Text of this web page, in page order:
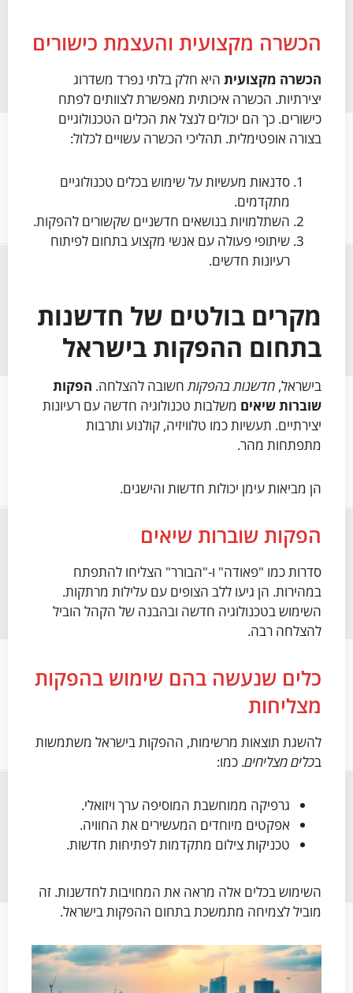
הכשרה מקצועית והעצמת כישורים
הכשרה מקצועית היא חלק בלתי נפרד משדרוג
יצירתיות. הכשרה איכותית מאפשרת לצוותים לפתח
כישורים. כך הם יכולים לנצל את הכלים הטכנולוגיים
בצורה אופטימלית. תהליכי הכשרה עשויים לכלול:
סדנאות מעשיות על שימוש בכלים טכנולוגיים
מתקדמים.
השתלמויות בנושאים חדשניים שקשורים להפקות.
שיתופי פעולה עם אנשי מקצוע בתחום לפיתוח
רעיונות חדשים.
מקרים בולטים של חדשנות
בתחום ההפקות בישראל
בישראל, חדשנות בהפקותחשובה להצלחה. הפקות
שוברות שיאים משלבות טכנולוגיה חדשה עם רעיונות
יצירתיים. תעשיות כמו טלוויזיה, קולנוע ותרבות
מתפתחות מהר.
הן מביאות עימן יכולות חדשות והישגים.
הפקות שוברות שיאים
סדרות כמו "פאודה" ו-"הבורר" הצליחו להתפתח
במהירות. הן גיעו ללב הצופים עם עלילות מרתקות.
השימוש בטכנולוגיה חדשה ובהבנה של הקהל הוביל
להצלחה רבה.
כלים שנעשה בהם שימוש בהפקות
מצליחות
להשגת תוצאות מרשימות, ההפקות בישראל משתמשות
בכלים מצליחים. כמו:
גרפיקה ממוחשבת המוסיפה ערך ויזואלי.
אפקטים מיוחדים המעשירים את החוויה.
טכניקות צילום מתקדמות לפתיחות חדשות.
השימוש בכלים אלה מראה את המחויבות לחדשנות. זה
מוביל לצמיחה מתמשכת בתחום ההפקות בישראל.